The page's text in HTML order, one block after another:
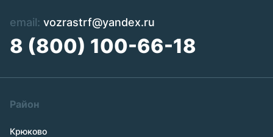
email: vozrastrf@yandex.ru
8 (800) 100-66-18
Район
Крюково